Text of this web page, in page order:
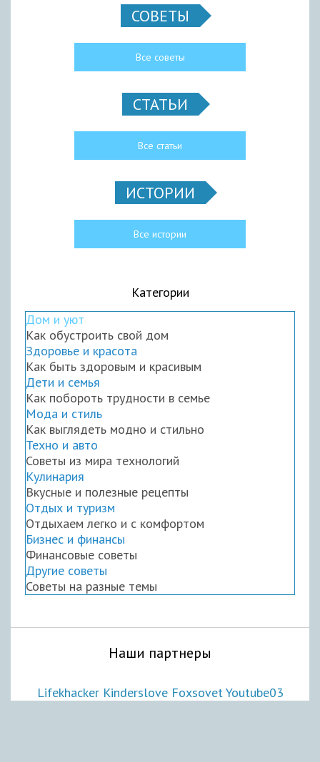
СОВЕТЫ
Все советы
СТАТЬИ
Все статьи
ИСТОРИИ
Все истории
Категории
Дом и уют
Как обустроить свой дом
Здоровье и красота
Как быть здоровым и красивым
Дети и семья
Как побороть трудности в семье
Мода и стиль
Как выглядеть модно и стильно
Техно и авто
Советы из мира технологий
Кулинария
Вкусные и полезные рецепты
Отдых и туризм
Отдыхаем легко и с комфортом
Бизнес и финансы
Финансовые советы
Другие советы
Советы на разные темы
Наши партнеры
Lifekhacker Kinderslove FoxsovetYoutube03